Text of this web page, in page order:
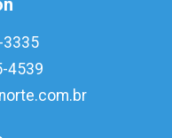
3335
4539